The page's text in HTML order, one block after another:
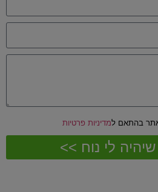
בהתאם למדיניות פרטיות
לי נוח >>